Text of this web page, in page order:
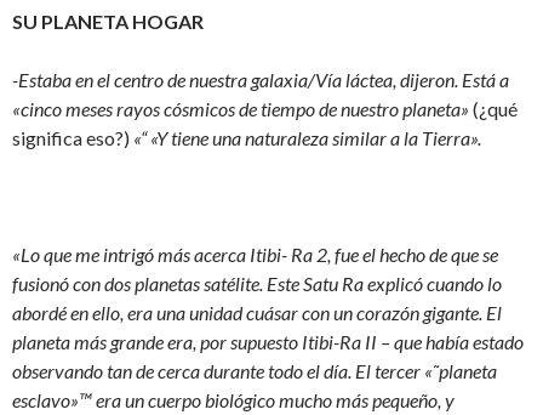
SU PLANETA HOGAR
-Estaba en el centro de nuestra galaxia/Vía láctea, dijeron. Está a
«cinco meses rayos cósmicos de tiempo de nuestro planeta» (¿qué
significa eso?) «“ «Y tiene una naturaleza similar a la Tierra».
«Lo que me intrigó más acerca Itibi- Ra 2, fue el hecho de que se
fusionó con dos planetas satélite. Este Satu Ra explicó cuando lo
abordé en ello, era una unidad cuásar con un corazón gigante. El
planeta más grande era, por supuesto Itibi-Ra II – que había estado
observando tan de cerca durante todo el día. El tercer «˜planeta
esclavo»™ era un cuerpo biológico mucho más pequeño, y